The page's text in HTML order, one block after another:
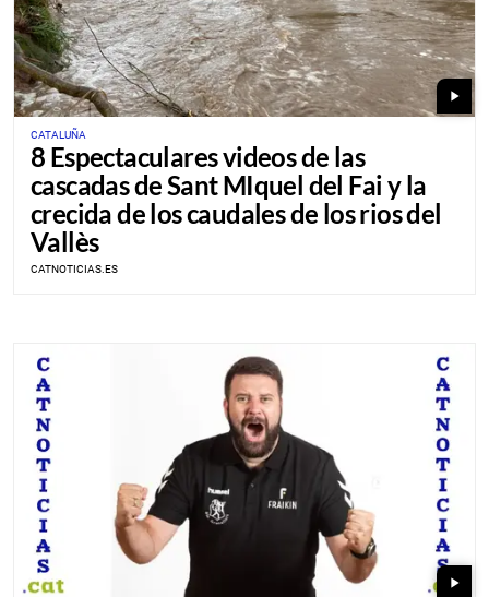
play_arrow
CATALUÑA
8 Espectaculares videos de las
cascadas de Sant MIquel del Fai y la
crecida de los caudales de los rios del
Vallès
CATNOTICIAS.ES
play_arrow